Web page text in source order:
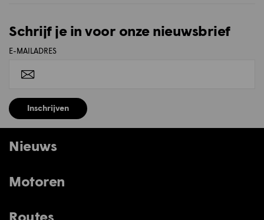
Schrijf je in voor onze nieuwsbrief
E-MAILADRES
Inschrijven
Nieuws
Motoren
Routes